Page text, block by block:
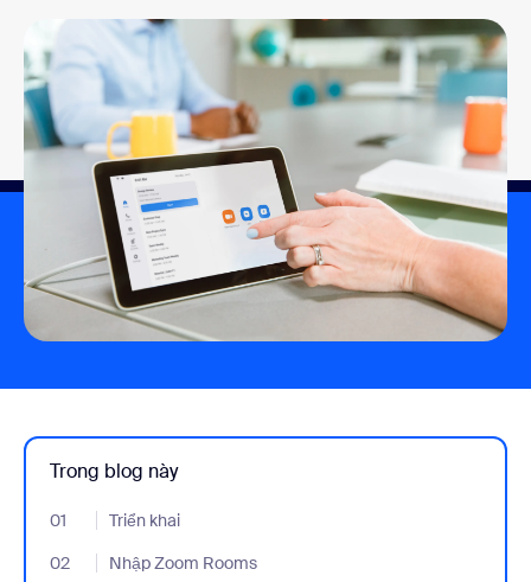
Trong blog này
01 Triển khai
- Jumplink to Triển khai
02
Nhập Zoom Rooms
- Jumplink to Nhập Zoom Rooms